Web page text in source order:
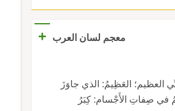
معجم لسان العرب
+
العظيم؛ العَظِيمُ: الذي جاوَزَ
في صِفاتِ الأَجْسام: كِبَرُ